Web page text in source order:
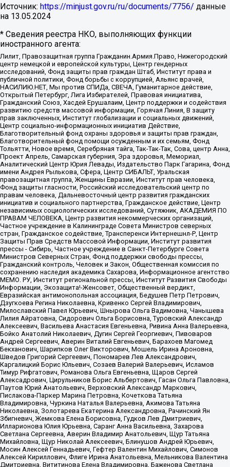
Источник: https://minjust.gov.ru/ru/documents/7756/ данные
на 13.05.2024
* Сведения реестра НКО, выполняющих функции
иностранного агента:
Лилит, Правозащитная группа Гражданин.Армия.Право, Нижегородский
центр немецкой и европейской культуры, Центр гендерных
исследований, Фонд защиты прав граждан Штаб, Институт права и
публичной политики, Фонд борьбы с коррупцией, Альянс врачей,
НАСИЛИЮ.НЕТ, Мы против СПИДа, СВЕЧА, Гуманитарное действие,
Открытый Петербург, Лига Избирателей, Правовая инициатива,
Гражданский Союз, Хасдей Ерушалаим, Центр поддержки и содействия
развитию средств массовой информации, Горячая Линия, В защиту
прав заключенных, Институт глобализации и социальных движений,
Центр социально-информационных инициатив Действие,
Благотворительный фонд охраны здоровья и защиты прав граждан,
Благотворительный фонд помощи осужденным и их семьям, Фонд
Тольятти, Новое время, Серебряная тайга, Так-Так-Так, Сова, центр Анна,
Проект Апрель, Самарская губерния, Эра здоровья, Мемориал,
Аналитический Центр Юрия Левады, Издательство Парк Гагарина, Фонд
имени Андрея Рылькова, Сфера, Центр СИБАЛЬТ, Уральская
правозащитная группа, Женщины Евразии, Институт прав человека,
Фонд защиты гласности, Российский исследовательский центр по
правам человека, Дальневосточный центр развития гражданских
инициатив и социального партнерства, Гражданское действие, Центр
независимых социологических исследований, Сутяжник, АКАДЕМИЯ ПО
ПРАВАМ ЧЕЛОВЕКА, Центр развития некоммерческих организаций,
Частное учреждение в Калининграде Совета Министров северных
стран, Гражданское содействие, Трансперенси Интернешнл-Р, Центр
Защиты Прав Средств Массовой Информации, Институт развития
прессы - Сибирь, Частное учреждение в Санкт-Петербурге Совета
Министров Северных Стран, Фонд поддержки свободы прессы,
Гражданский контроль, Человек и Закон, Общественная комиссия по
сохранению наследия академика Сахарова, Информационное агентство
МЕМО. РУ, Институт региональной прессы, Институт Развития Свободы
Информации, Экозащита!-Женсовет, Общественный вердикт,
Евразийская антимонопольная ассоциация, Бедушев Петр Петрович,
Дзугкоева Регина Николаевна, Кривенко Сергей Владимирович,
Милославский Павел Юрьевич, Шнырова Ольга Вадимовна, Чанышева
Лилия Айратовна, Сидорович Ольга Борисовна, Туровский Александр
Алексеевич, Васильева Анастасия Евгеньевна, Ривина Анна Валерьевна,
Бойко Анатолий Николаевич, Дугин Сергей Георгиевич, Пивоваров
Андрей Сергеевич, Аверин Виталий Евгеньевич, Барахоев Магомед
Бекханович, Шарипков Олег Викторович, Мошель Ирина Ароновна,
Шведов Григорий Сергеевич, Пономарев Лев Александрович,
Каргалицкий Борис Юльевич, Созаев Валерий Валерьевич, Исламов
Тимур Рифгатович, Романова Ольга Евгеньевна, Щаров Сергей
Алексадрович, Цирульников Борис Альбертович, Гасан Ольга Павловна,
Паутов Юрий Анатольевич, Верховский Александр Маркович,
Пислакова-Паркер Марина Петровна, Кочеткова Татьяна
Владимировна, Чуркина Наталья Валерьевна, Акимова Татьяна
Николаевна, Золотарева Екатерина Александровна, Рачинский Ян
Збигневич, Жемкова Елена Борисовна, Гудков Лев Дмитриевич,
Илларионова Юлия Юрьевна, Саранг Анна Васильевна, Захарова
Светлана Сергеевна, Аверин Владимир Анатольевич, Щур Татьяна
Михайловна, Щур Николай Алексеевич, Блинушов Андрей Юрьевич,
Мосин Алексей Геннадьевич, Гефтер Валентин Михайлович, Симонов
Алексей Кириллович, Флиге Ирина Анатольевна, Мельникова Валентина
Дмитриевна, Вититинова Елена Владимировна, Баженова Светлана